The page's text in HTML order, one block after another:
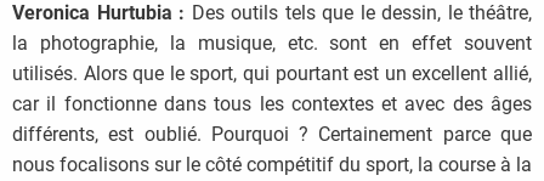
Veronica Hurtubia : Des outils tels que le dessin, le théâtre,
la photographie, la musique, etc. sont en effet souvent
utilisés. Alors que le sport, qui pourtant est un excellent allié,
car il fonctionne dans tous les contextes et avec des âges
différents, est oublié. Pourquoi ? Certainement parce que
nous focalisons sur le côté compétitif du sport, la course à la